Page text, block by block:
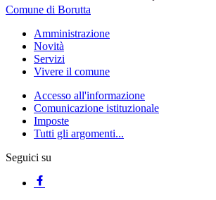
Comune di Borutta
Amministrazione
Novità
Servizi
Vivere il comune
Accesso all'informazione
Comunicazione istituzionale
Imposte
Tutti gli argomenti...
Seguici su